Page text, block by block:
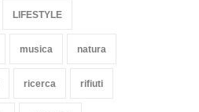
LIFESTYLE
musica natura
ricerca rifiuti